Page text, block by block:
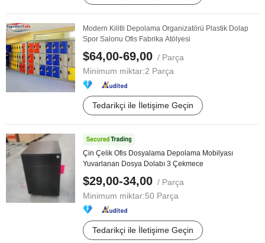
Modern Kilitli Depolama Organizatörü Plastik Dolap
Spor Salonu Ofis Fabrika Atölyesi
$64,00-69,00 / Parça
Minimum miktar:2 Parça
Tedarikçi ile İletişime Geçin
Çin Çelik Ofis Dosyalama Depolama Mobilyası
Yuvarlanan Dosya Dolabı 3 Çekmece
$29,00-34,00 / Parça
Minimum miktar:50 Parça
Tedarikçi ile İletişime Geçin